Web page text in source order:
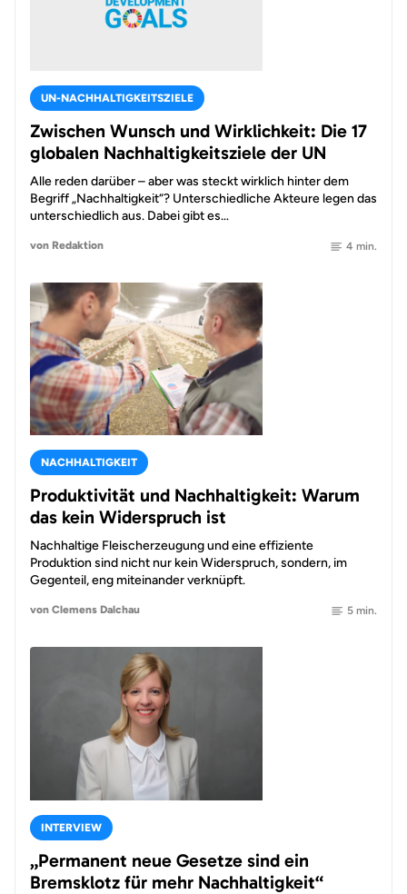
UN-NACHHALTIGKEITSZIELE
Zwischen Wunsch und Wirklichkeit: Die 17
globalen Nachhaltigkeitsziele der UN
Alle reden darüber – aber was steckt wirklich hinter dem
Begriff „Nachhaltigkeit“? Unterschiedliche Akteure legen das
unterschiedlich aus. Dabei gibt es…
von Redaktion 4 min.
NACHHALTIGKEIT
Produktivität und Nachhaltigkeit: Warum
das kein Widerspruch ist
Nachhaltige Fleischerzeugung und eine effiziente
Produktion sind nicht nur kein Widerspruch, sondern, im
Gegenteil, eng miteinander verknüpft.
von Clemens Dalchau 5 min.
INTERVIEW
„Permanent neue Gesetze sind ein
Bremsklotz für mehr Nachhaltigkeit“